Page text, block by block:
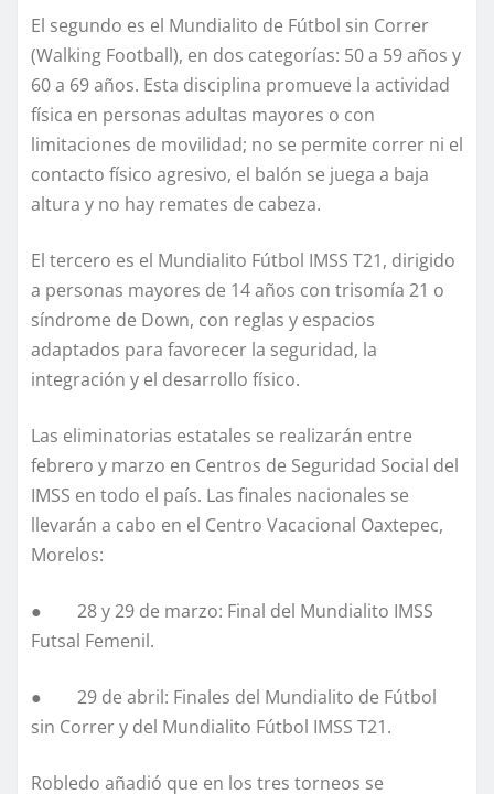
El segundo es el Mundialito de Fútbol sin Correr
(Walking Football), en dos categorías: 50 a 59 años y
60 a 69 años. Esta disciplina promueve la actividad
física en personas adultas mayores o con
limitaciones de movilidad; no se permite correr ni el
contacto físico agresivo, el balón se juega a baja
altura y no hay remates de cabeza.
El tercero es el Mundialito Fútbol IMSS T21, dirigido
a personas mayores de 14 años con trisomía 21 o
síndrome de Down, con reglas y espacios
adaptados para favorecer la seguridad, la
integración y el desarrollo físico.
Las eliminatorias estatales se realizarán entre
febrero y marzo en Centros de Seguridad Social del
IMSS en todo el país. Las finales nacionales se
llevarán a cabo en el Centro Vacacional Oaxtepec,
Morelos:
● 28 y 29 de marzo: Final del Mundialito IMSS
Futsal Femenil.
● 29 de abril: Finales del Mundialito de Fútbol
sin Correr y del Mundialito Fútbol IMSS T21.
Robledo añadió que en los tres torneos se